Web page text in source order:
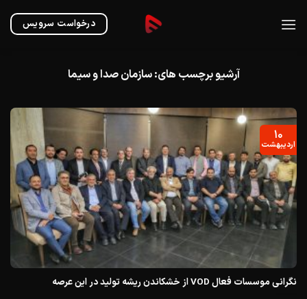
درخواست سرویس
آرشیو برچسب های:سازمان صدا و سیما
نگرانی موسسات فعال VOD از خشکاندن ریشه تولید در این عرصه
۱۰
اردیبهشت